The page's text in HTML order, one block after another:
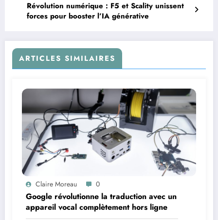
Révolution numérique : F5 et Scality unissent
forces pour booster l’IA générative
ARTICLES SIMILAIRES
Claire Moreau 0
Google révolutionne la traduction avec un
appareil vocal complètement hors ligne